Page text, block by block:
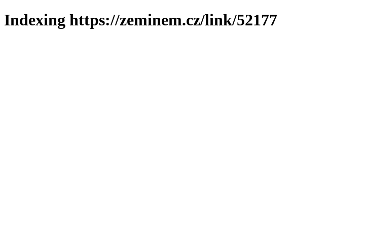
Indexing https://zeminem.cz/link/52177